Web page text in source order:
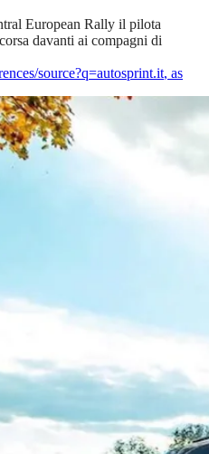
European Rally il pilota
davanti ai compagni di
source?q=autosprint.it, as